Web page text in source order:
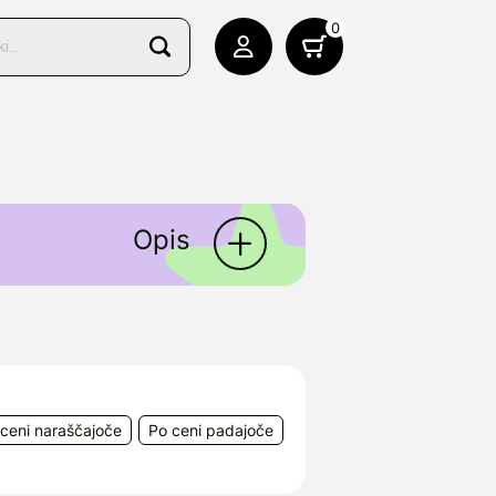
0
Opis
naraščajoče Po ceni padajoče